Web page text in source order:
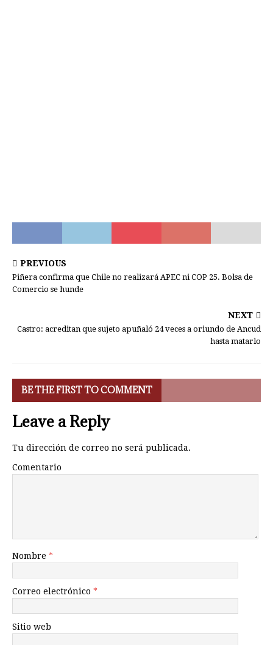
PREVIOUS
Piñera confirma que Chile no realizará APEC ni COP 25. Bolsa de
Comercio se hunde
NEXT
Castro: acreditan que sujeto apuñaló 24 veces a oriundo de Ancud
hasta matarlo
BE THE FIRST TO COMMENT
Leave a Reply
Tu dirección de correo no será publicada.
Comentario
Nombre *
Correo electrónico *
Sitio web